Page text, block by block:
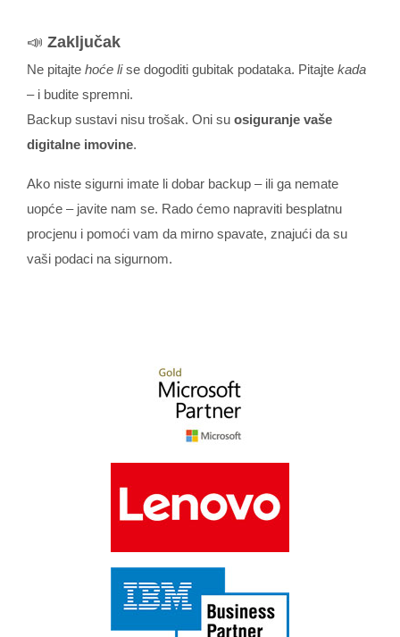
📣 Zaključak
Ne pitajte hoće lise dogoditi gubitak podataka. Pitajte kada
– i budite spremni.
Backup sustavi nisu trošak. Oni su osiguranje vaše
digitalne imovine.
Ako niste sigurni imate li dobar backup – ili ga nemate
uopće – javite nam se. Rado ćemo napraviti besplatnu
procjenu i pomoći vam da mirno spavate, znajući da su
vaši podaci na sigurnom.